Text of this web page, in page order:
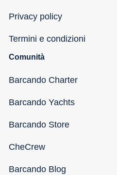
Privacy policy
Termini e condizioni
Comunità
Barcando Charter
Barcando Yachts
Barcando Store
CheCrew
Barcando Blog